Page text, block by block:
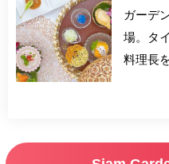
ガーデ
場。タ
料理長
らお手
の流れ